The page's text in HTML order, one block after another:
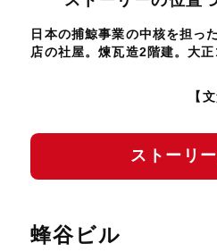
日本の捕鯨事業の中核を担っ
店の社屋。煉瓦造2階建。大
【
ストーリ
蜂谷ビル